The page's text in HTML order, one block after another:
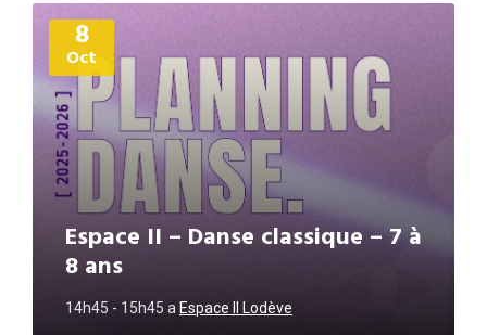
8
Oct
Espace II – Danse classique – 7 à
8 ans
14h45 - 15h45 a Espace II Lodève
Plus
d'informations